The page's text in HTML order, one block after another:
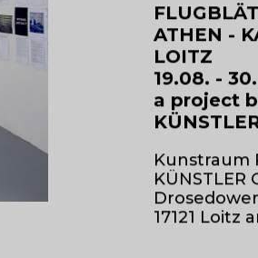
ATHEN -
LOITZ
19.08. -
a project
Kunstraum
KÜNSTLER
17121 Loitz